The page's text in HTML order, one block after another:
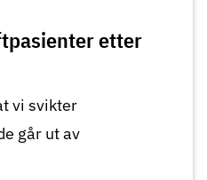
etter
vi svikter
går ut av